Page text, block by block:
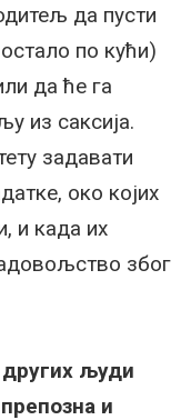
да пусти
по кући)
да ће га
из саксија.
задавати
око којих
и када их
због
других људи
и